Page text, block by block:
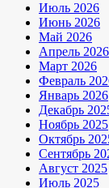
Июль 2026
Июнь 2026
Май 2026
Апрель 2026
Март 2026
Февраль
Январь 2026
Декабрь
Ноябрь 2025
Октябрь
Сентябрь
Август 2025
Июль 2025